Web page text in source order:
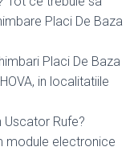
Placi De Baza
Placi De Baza
in localitatiile
Rufe?
module electronice